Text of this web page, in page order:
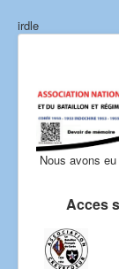
irdle
Nous avons eu
Acces